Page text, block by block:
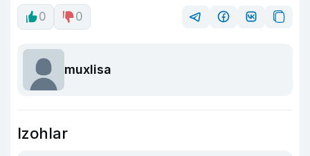
0 0
muxlisa
Izohlar